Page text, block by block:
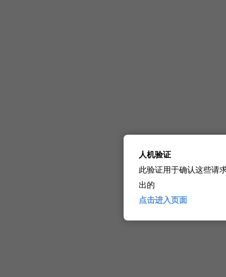
人机验证
此验证用于确认这些请
出的
点击进入页面